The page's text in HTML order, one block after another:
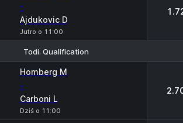
-
Ajdukovic D
Jutro o 11:00
Todi. Qualification
Homberg M
-
Carboni L
Dziś o 11:00